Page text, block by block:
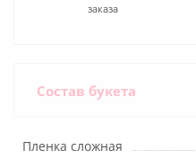
заказа
Состав букета
Пленка сложная